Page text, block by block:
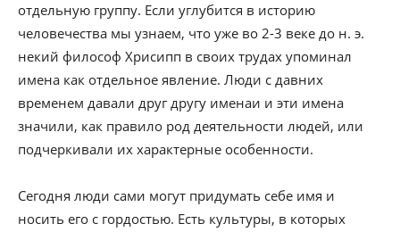
отдельную группу. Если углубится в историю
человечества мы узнаем, что уже во 2-3 веке до н. э.
некий философ Хрисипп в своих трудах упоминал
имена как отдельное явление. Люди с давних
временем давали друг другу именаи и эти имена
значили, как правило род деятельности людей, или
подчеркивали их характерные особенности.
Сегодня люди сами могут придумать себе имя и
носить его с гордостью. Есть культуры, в которых